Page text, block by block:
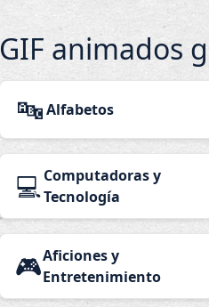
GIF animados
🔤Alfabetos
💻 Computadoras y
Tecnología
🎮Aficiones y
Entretenimiento